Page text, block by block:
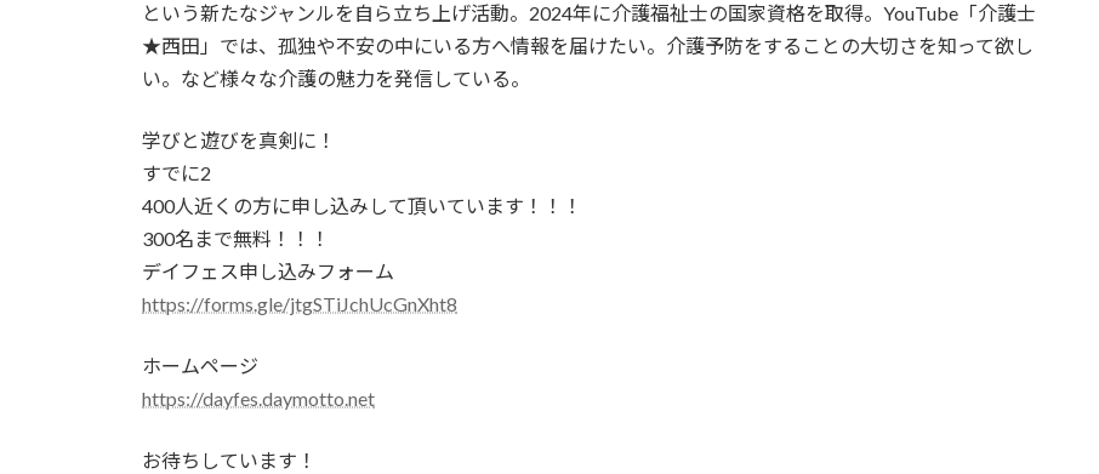
という新たなジャンルを自ら立ち上げ活動。2024年に介護福祉士の国家資格を取得。YouTube「介護士
★西田」では、孤独や不安の中にいる方へ情報を届けたい。介護予防をすることの大切さを知って欲し
い。など様々な介護の魅力を発信している。
学びと遊びを真剣に！
すでに2
400人近くの方に申し込みして頂いています！！！
300名まで無料！！！
デイフェス申し込みフォーム
https://forms.gle/jtgSTiJchUcGnXht8
ホームページ
https://dayfes.daymotto.net
お待ちしています！